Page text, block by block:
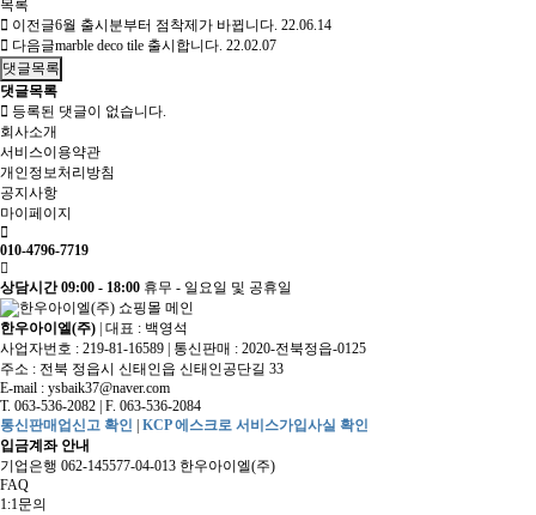
목록
이전글6월 출시분부터 점착제가 바뀝니다. 22.06.14
다음글marble deco tile 출시합니다. 22.02.07
댓글목록
댓글목록
등록된 댓글이 없습니다.
회사소개
서비스이용약관
개인정보처리방침
공지사항
마이페이지
010-4796-7719
상담시간 09:00 - 18:00 휴무 - 일요일 및 공휴일
한우아이엘(주) 대표 : 백영석
사업자번호 : 219-81-16589
통신판매 : 2020-전북정읍-0125
주소 : 전북 정읍시 신태인읍 신태인공단길 33
E-mail : ysbaik37@naver.com
T. 063-536-2082 F. 063-536-2084
통신판매업신고 확인
KCP 에스크로 서비스가입사실 확인
입금계좌 안내
기업은행 062-145577-04-013 한우아이엘(주)
FAQ
1:1문의